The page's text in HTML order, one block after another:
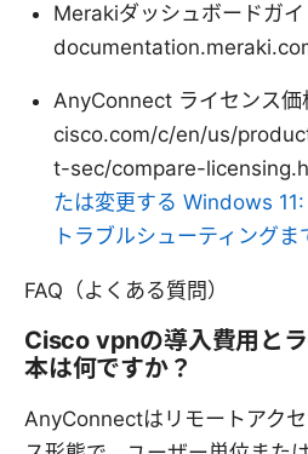
Merakiダッシュボードガ
AnyConnect ライセンス価
cisco.com/c/en/us/
t-sec/compare-
たは変更する Windows
トラブルシューティングま
FAQ（よくある質問）
Cisco vpnの導入費用と
本は何ですか？
AnyConnectはリモートアク